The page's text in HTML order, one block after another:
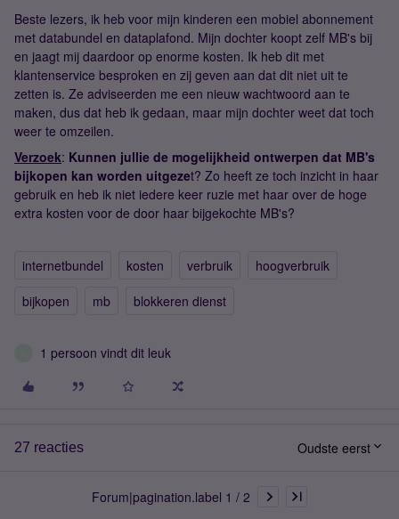
Beste lezers, ik heb voor mijn kinderen een mobiel abonnement
met databundel en dataplafond. Mijn dochter koopt zelf MB's bij
en jaagt mij daardoor op enorme kosten. Ik heb dit met
klantenservice besproken en zij geven aan dat dit niet uit te
zetten is. Ze adviseerden me een nieuw wachtwoord aan te
maken, dus dat heb ik gedaan, maar mijn dochter weet dat toch
weer te omzeilen.
Verzoek: Kunnen jullie de mogelijkheid ontwerpen dat MB's
bijkopen kan worden uitgezet? Zo heeft ze toch inzicht in haar
gebruik en heb ik niet iedere keer ruzie met haar over de hoge
extra kosten voor de door haar bijgekochte MB's?
internetbundel kosten verbruik
hoogverbruik
bijkopen
mb blokkeren dienst
1 persoon vindt dit leuk
27 reacties Oudste eerst
Forum|pagination.label 1 / 2